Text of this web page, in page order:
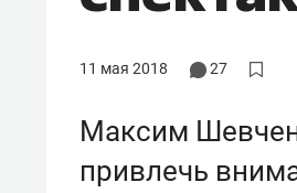
11 мая 2018 27
Максим
привлечь